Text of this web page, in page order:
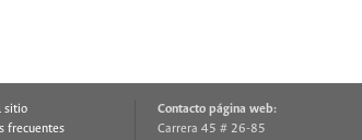
sitio
frecuentes
Contacto página web:
Carrera 45 # 26-85